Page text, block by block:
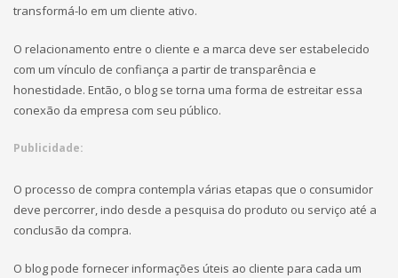
transformá-lo em um cliente ativo.
O relacionamento entre o cliente e a marca deve ser estabelecido
com um vínculo de confiança a partir de transparência e
honestidade. Então, o blog se torna uma forma de estreitar essa
conexão da empresa com seu público.
Publicidade:
O processo de compra contempla várias etapas que o consumidor
deve percorrer, indo desde a pesquisa do produto ou serviço até a
conclusão da compra.
O blog pode fornecer informações úteis ao cliente para cada um